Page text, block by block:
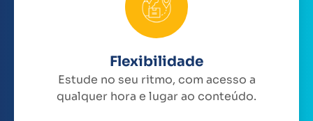
Flexibilidade
Estude no seu ritmo, com acesso a
qualquer hora e lugar ao conteúdo.